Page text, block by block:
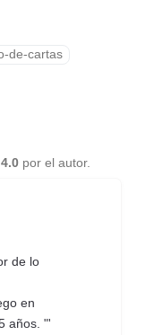
de-cartas
por el autor.
de lo
en
años. "'